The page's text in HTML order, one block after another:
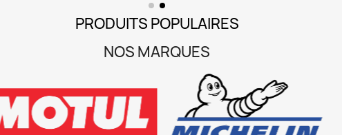
PRODUITS POPULAIRES
NOS MARQUES